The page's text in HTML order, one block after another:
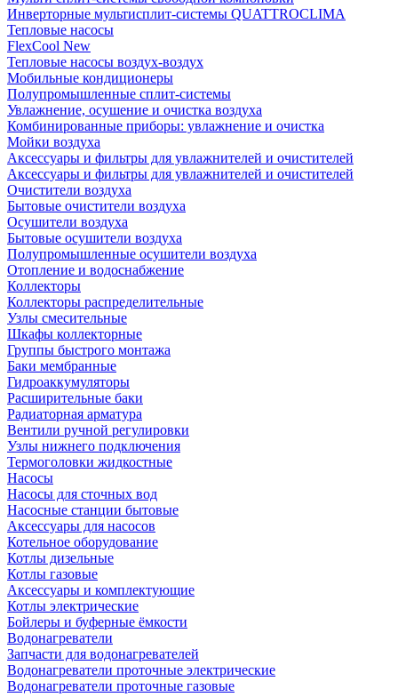
Инверторные мультисплит-системы QUATTROCLIMA
Тепловые насосы
FlexCool New
Тепловые насосы воздух-воздух
Мобильные кондиционеры
Полупромышленные сплит-системы
Увлажнение, осушение и очистка воздуха
Комбинированные приборы: увлажнение и очистка
Мойки воздуха
Аксессуары и фильтры для увлажнителей и очистителей
Аксессуары и фильтры для увлажнителей и очистителей
Очистители воздуха
Бытовые очистители воздуха
Осушители воздуха
Бытовые осушители воздуха
Полупромышленные осушители воздуха
Отопление и водоснабжение
Коллекторы
Коллекторы распределительные
Узлы смесительные
Шкафы коллекторные
Группы быстрого монтажа
Баки мембранные
Гидроаккумуляторы
Расширительные баки
Радиаторная арматура
Вентили ручной регулировки
Узлы нижнего подключения
Термоголовки жидкостные
Насосы
Насосы для сточных вод
Насосные станции бытовые
Аксессуары для насосов
Котельное оборудование
Котлы дизельные
Котлы газовые
Аксессуары и комплектующие
Котлы электрические
Бойлеры и буферные ёмкости
Водонагреватели
Запчасти для водонагревателей
Водонагреватели проточные электрические
Водонагреватели проточные газовые